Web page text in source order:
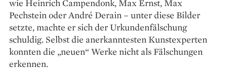
wie Heinrich Campendonk, Max Ernst, Max
Pechstein oder André Derain – unter diese Bilder
setzte, machte er sich der Urkundenfälschung
schuldig. Selbst die anerkanntesten Kunstexperten
konnten die „neuen“ Werke nicht als Fälschungen
erkennen.